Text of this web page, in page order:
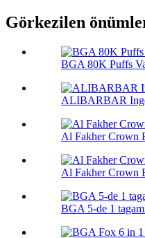
Görkezilen
BGA 80K Puffs
ALIBARBAR
Al Fakher Crown
Al Fakher Crown
BGA 5-de 1